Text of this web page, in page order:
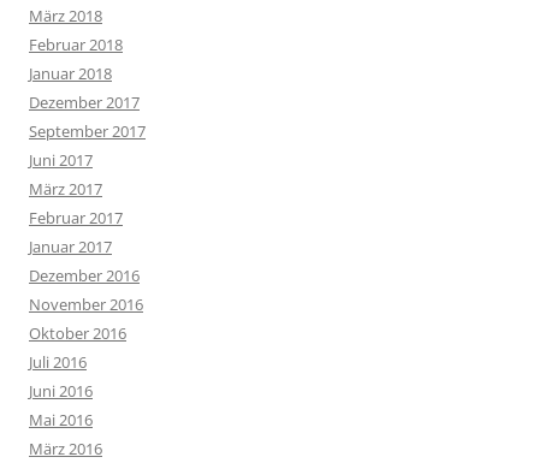
März 2018
Februar 2018
Januar 2018
Dezember 2017
September 2017
Juni 2017
März 2017
Februar 2017
Januar 2017
Dezember 2016
November 2016
Oktober 2016
Juli 2016
Juni 2016
Mai 2016
März 2016